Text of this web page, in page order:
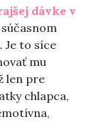
dávke v
.Je to síce
mu
len pre
chlapca,